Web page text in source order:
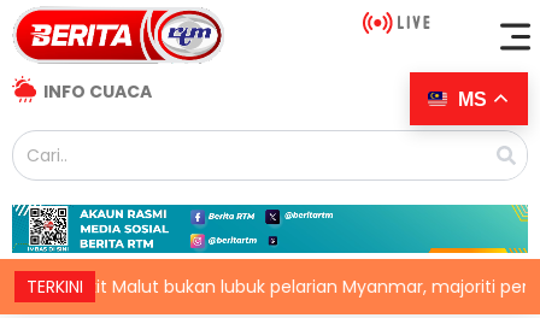
INFO CUACA
TERKINI
Malut bukan lubuk pelarian Myanmar, majoriti penduduk
MS